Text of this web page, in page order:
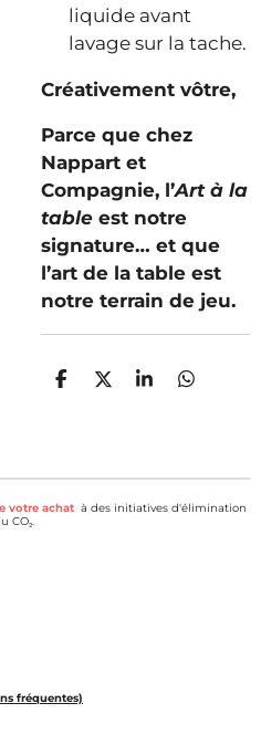
liquide avant
lavage sur la tache.
Créativement vôtre,
Parce que chez
Nappart et
Compagnie, l’Art à la
table est notre
signature… et que
l’art de la table est
notre terrain de jeu.
P
g
r
P
g
r
P
g
e
r
P
g
e
r
votre achat à des initiatives d'élimination
CO₂.
fréquentes)